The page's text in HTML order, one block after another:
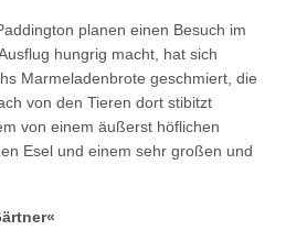
planen einen Besuch im
hungrig macht, hat sich
Marmeladenbrote geschmiert, die
von den Tieren dort stibitzt
von einem äußerst höflichen
Esel und einem sehr großen und